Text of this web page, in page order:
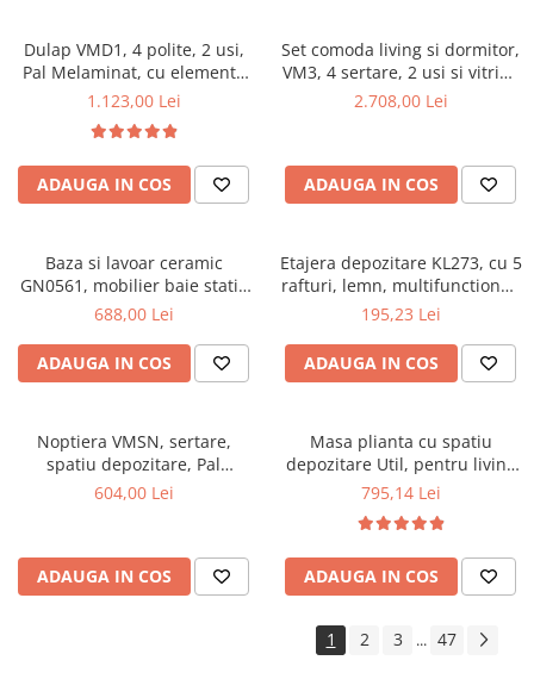
Dulap VMD1, 4 polite, 2 usi,
Pal Melaminat, cu elemente
din MDF, Nuc
1.123,00 Lei
ADAUGA IN COS
Set comoda living si dormitor,
VM3, 4 sertare, 2 usi si vitrina
suprapozabila VMN4, 2 usi, 2
2.708,00 Lei
ADAUGA IN COS
Baza si lavoar ceramic
GN0561, mobilier baie stativ
50 cm, front MDF, 2 usi, 2
reglabile, alb/antracit
688,00 Lei
ADAUGA IN COS
Etajera depozitare KL273, cu 5
rafturi, lemn, multifunctional,
natur
195,23 Lei
ADAUGA IN COS
Noptiera VMSN, sertare,
spatiu depozitare, Pal
Melaminat, insertii MDF, Nuc
604,00 Lei
ADAUGA IN COS
Masa plianta cu spatiu
depozitare Util, pentru living
si bucatarie, PAL, structura
persoane, 160x96x80 cm, fag
795,14 Lei
ADAUGA IN COS
1 2 3 ... 47